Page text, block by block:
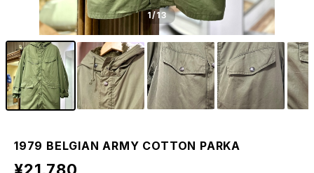
1/13
1979 BELGIAN ARMY COTTON PARKA